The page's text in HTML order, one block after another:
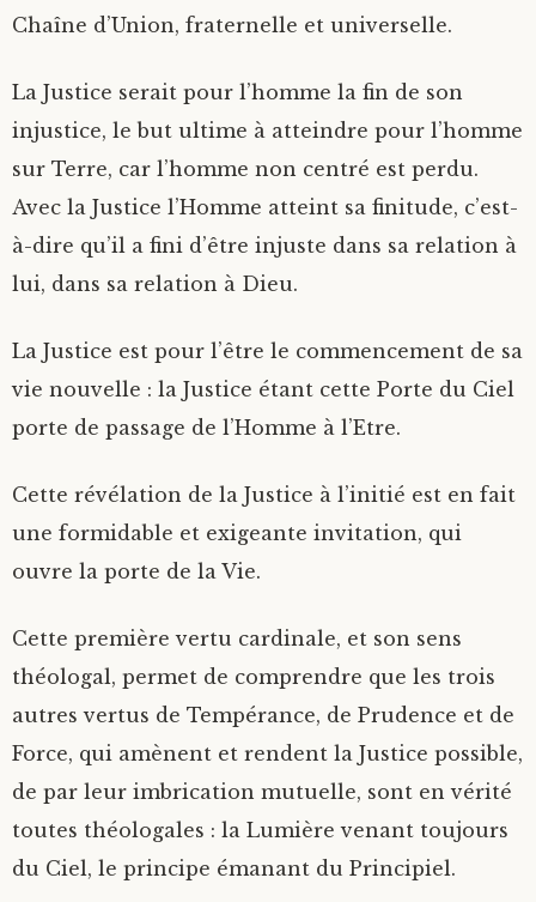
Chaîne d’Union, fraternelle et universelle.
La Justice serait pour l’homme la fin de son
injustice, le but ultime à atteindre pour l’homme
sur Terre, car l’homme non centré est perdu.
Avec la Justice l’Homme atteint sa finitude, c’est-
à-dire qu’il a fini d’être injuste dans sa relation à
lui, dans sa relation à Dieu.
La Justice est pour l’être le commencement de sa
vie nouvelle : la Justice étant cette Porte du Ciel
porte de passage de l’Homme à l’Etre.
Cette révélation de la Justice à l’initié est en fait
une formidable et exigeante invitation, qui
ouvre la porte de la Vie.
Cette première vertu cardinale, et son sens
théologal, permet de comprendre que les trois
autres vertus de Tempérance, de Prudence et de
Force, qui amènent et rendent la Justice possible,
de par leur imbrication mutuelle, sont en vérité
toutes théologales : la Lumière venant toujours
du Ciel, le principe émanant du Principiel.